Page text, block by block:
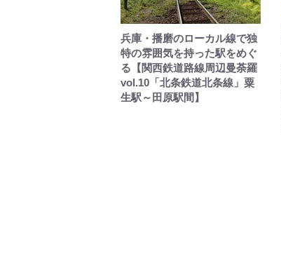
兵庫・播磨のローカル線で独
特の雰囲気を持った駅をめぐ
る【関西鉄道路線周辺曼荼羅
vol.10「北条鉄道北条線」粟
生駅～田原駅間】